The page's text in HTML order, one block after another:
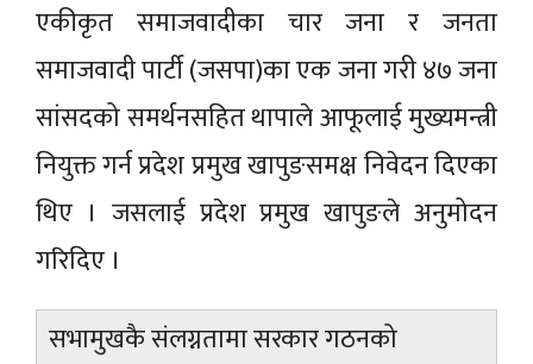
एकीकृत समाजवादीका चार जना र जनता
समाजवादी पार्टी (जसपा)का एक जना गरी ४७ जना
सांसदको समर्थनसहित थापाले आफूलाई मुख्यमन्त्री
नियुक्त गर्न प्रदेश प्रमुख खापुङसमक्ष निवेदन दिएका
थिए । जसलाई प्रदेश प्रमुख खापुङले अनुमोदन
गरिदिए ।
सभामुखकै संलग्नतामा सरकार गठनको